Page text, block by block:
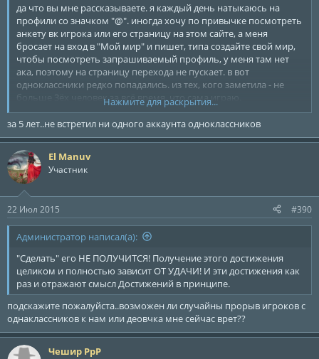
да что вы мне рассказываете. я каждый день натыкаюсь на
профили со значком "@". иногда хочу по привычке посмотреть
анкету вк игрока или его страницу на этом сайте, а меня
бросает на вход в "Мой мир" и пишет, типа создайте свой мир,
чтобы посмотреть запрашиваемый профиль, у меня там нет
ака, поэтому на страницу перехода не пускает. в вот
одноклассники редко попадались. из тех, кого заметила - не
больше 3ёх человек за всё время, что сама играю.
так что вы что-то путаете
Нажмите для раскрытия...
за 5 лет..не встретил ни одного аккаунта одноклассников
El Manuv
Участник
22 Июл 2015 #390
Администратор написал(а):
"Сделать" его НЕ ПОЛУЧИТСЯ! Получение этого достижения
целиком и полностью зависит ОТ УДАЧИ! И эти достижения как
раз и отражают смысл Достижений в принципе.
подскажите пожалуйста..возможен ли случайны прорыв игроков с
однаклассников к нам или деовчка мне сейчас врет??
Чешир РрР